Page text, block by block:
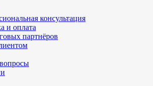
консультация
и оплата
партнёров